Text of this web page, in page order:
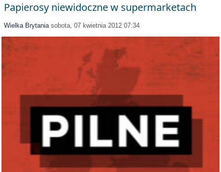
Papierosy niewidoczne w supermarketach
Wielka Brytania sobota, 07 kwietnia 2012 07:34